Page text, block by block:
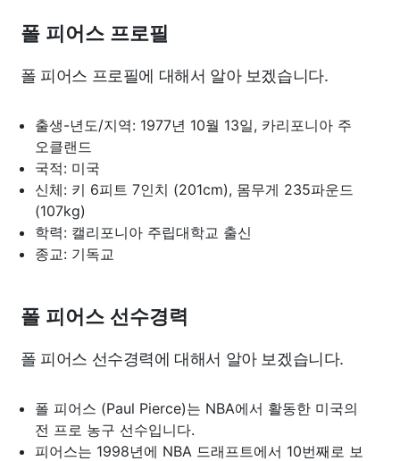
폴 피어스 프로필
폴 피어스 프로필에 대해서 알아 보겠습니다.
출생-년도/지역: 1977년 10월 13일, 카리포니아 주
오클랜드
국적: 미국
신체: 키 6피트 7인치 (201cm), 몸무게 235파운드
(107kg)
학력: 캘리포니아 주립대학교 출신
종교: 기독교
폴 피어스 선수경력
폴 피어스 선수경력에 대해서 알아 보겠습니다.
폴 피어스 (Paul Pierce)는 NBA에서 활동한 미국의
전 프로 농구 선수입니다.
피어스는 1998년에 NBA 드래프트에서 10번째로 보